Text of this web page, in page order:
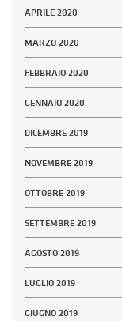
APRILE 2020
MARZO 2020
FEBBRAIO 2020
GENNAIO 2020
DICEMBRE 2019
NOVEMBRE 2019
OTTOBRE 2019
SETTEMBRE 2019
AGOSTO 2019
LUGLIO 2019
GIUGNO 2019